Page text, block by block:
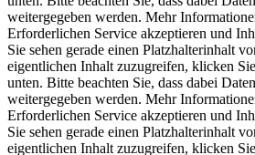
weitergegeben werden. Mehr
Erforderlichen Service akzeptieren und
Sie sehen gerade einen Platzhalterinhalt
eigentlichen Inhalt zuzugreifen, klicken
unten. Bitte beachten Sie, dass dabei
weitergegeben werden. Mehr
Erforderlichen Service akzeptieren und
Sie sehen gerade einen Platzhalterinhalt
eigentlichen Inhalt zuzugreifen, klicken